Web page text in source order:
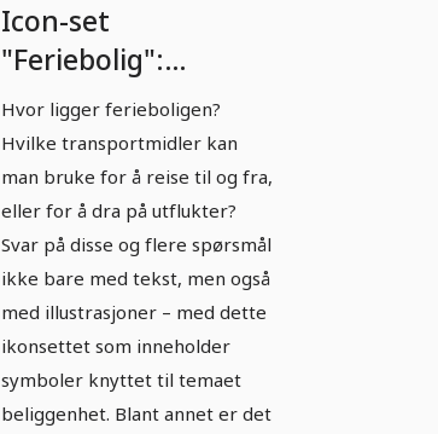
Icon-set
"Feriebolig":
Beliggenhet (helt
dekkende)
Hvor ligger ferieboligen?
Hvilke transportmidler kan
man bruke for å reise til og fra,
eller for å dra på utflukter?
Svar på disse og flere spørsmål
ikke bare med tekst, men også
med illustrasjoner – med dette
ikonsettet som inneholder
symboler knyttet til temaet
beliggenhet. Blant annet er det